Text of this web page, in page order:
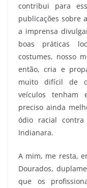
contribui para
publicações sobre
a imprensa
boas práticas
costumes, nosso
então, cria e
muito difícil de
veículos tenham
preciso ainda
ódio racial contra
Indianara.
A mim, me resta,
Dourados,
que os